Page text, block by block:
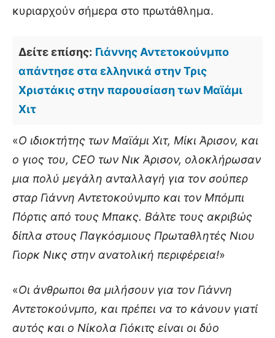
κυριαρχούν σήμερα στο πρωτάθλημα.
Δείτε επίσης: Γιάννης Αντετοκούνμπο
απάντησε στα ελληνικά στην Τρις
Χριστάκις στην παρουσίαση των Μαϊάμι
Χιτ
«Ο ιδιοκτήτης των Μαϊάμι Χιτ, Μίκι Άρισον, και
ο γιος του, CEO των Νικ Άρισον, ολοκλήρωσαν
μια πολύ μεγάλη ανταλλαγή για τον σούπερ
σταρ Γιάννη Αντετοκούνμπο και τον Μπόμπι
Πόρτις από τους Μπακς. Βάλτε τους ακριβώς
δίπλα στους Παγκόσμιους Πρωταθλητές Νιου
Γιορκ Νικς στην ανατολική περιφέρεια!»
«Οι άνθρωποι θα μιλήσουν για τον Γιάννη
Αντετοκούνμπο, και πρέπει να το κάνουν γιατί
αυτός και ο Νίκολα Γιόκιτς είναι οι δύο